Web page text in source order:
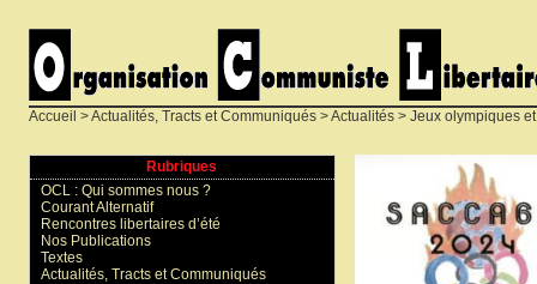
Accueil >Actualités, Tracts et Communiqués >Actualités > Jeux olympiques
Rubriques
OCL : Qui sommes nous ?
Courant Alternatif
Rencontres libertaires d’été
Nos Publications
Textes
Actualités, Tracts et Communiqués